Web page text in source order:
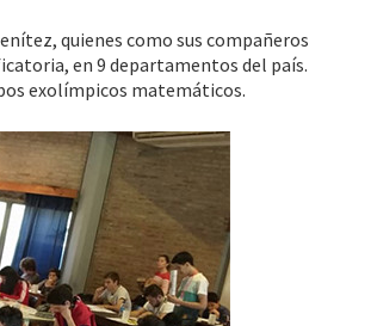
quienes como sus compañeros
en 9 departamentos del país.
exolímpicos matemáticos.